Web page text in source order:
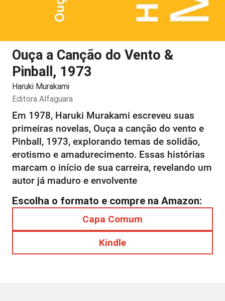
Ouça a Canção do Vento &
Pinball, 1973
Haruki Murakami
Editora Alfaguara
Em 1978, Haruki Murakami escreveu suas
primeiras novelas, Ouça a canção do vento e
Pinball, 1973, explorando temas de solidão,
erotismo e amadurecimento. Essas histórias
marcam o início de sua carreira, revelando um
autor já maduro e envolvente
Escolha o formato e compre na Amazon:
Capa Comum
Kindle